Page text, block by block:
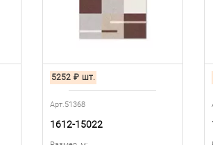
5252 ₽ шт.
Арт.51368
1612-15022